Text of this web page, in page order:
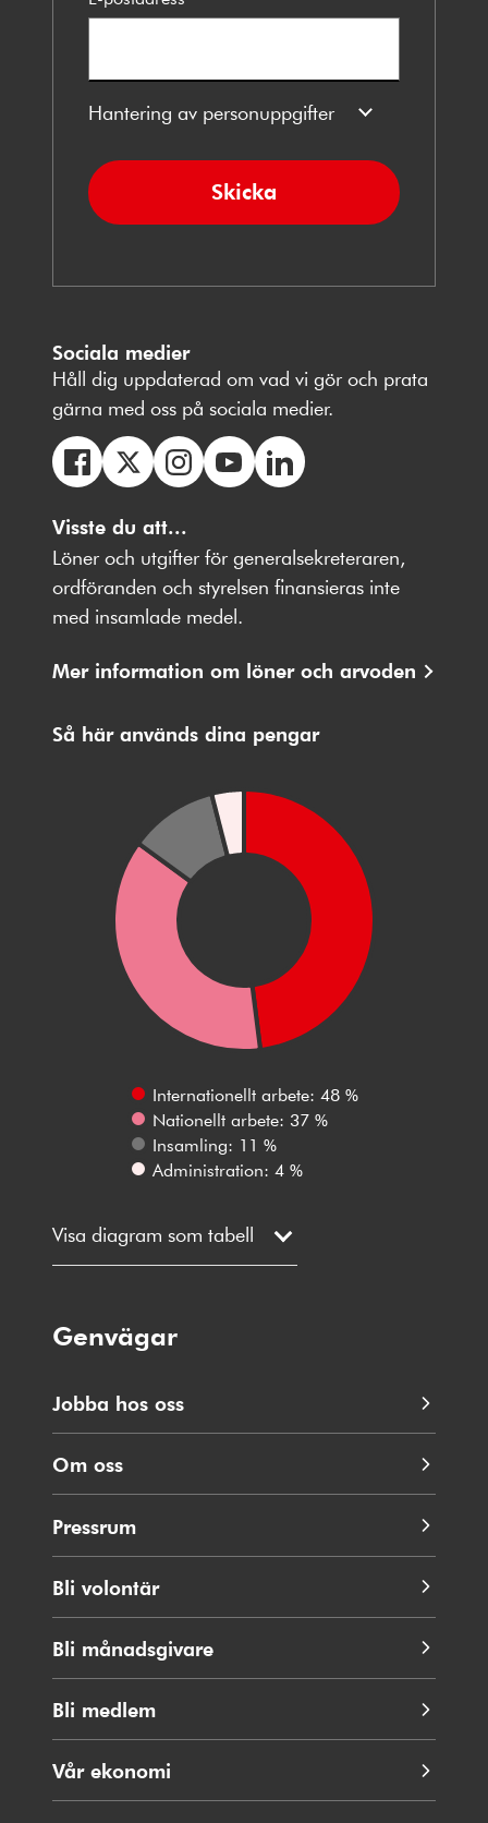
Hantering av personuppgifter
Skicka
Sociala medier
Håll dig uppdaterad om vad vi gör och prata
gärna med oss på sociala medier.
oss
på
Facebbok
oss
på
oss
på
Instagram
på
Youtube
på
LinkedIn
Visste du att...
Löner och utgifter för generalsekreteraren,
ordföranden och styrelsen finansieras inte
med insamlade medel.
Mer information om löner och arvoden
Så här används dina pengar
Internationellt arbete: 48 %
Nationellt arbete: 37 %
Insamling: 11 %
Administration: 4 %
Visa diagram som tabell
Genvägar
Jobba hos oss
Om oss
Pressrum
Bli volontär
Bli månadsgivare
Bli medlem
Vår ekonomi